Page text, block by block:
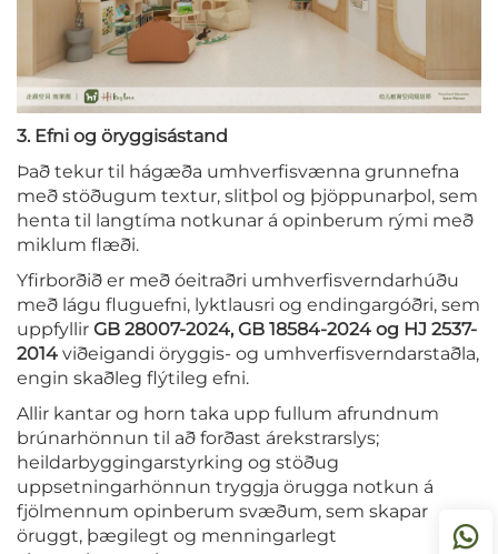
3. Efni og öryggisástand
Það tekur til hágæða umhverfisvænna grunnefna
með stöðugum textur, slitþol og þjöppunarþol, sem
henta til langtíma notkunar á opinberum rými með
miklum flæði.
Yfirborðið er með óeitraðri umhverfisverndarhúðu
með lágu fluguefni, lyktlausri og endingargóðri, sem
uppfyllir GB 28007-2024, GB 18584-2024 og HJ 2537-
2014 viðeigandi öryggis- og umhverfisverndarstaðla,
engin skaðleg flýtileg efni.
Allir kantar og horn taka upp fullum afrundnum
brúnarhönnun til að forðast árekstrarslys;
heildarbyggingarstyrking og stöðug
uppsetningarhönnun tryggja örugga notkun á
fjölmennum opinberum svæðum, sem skapar
öruggt, þægilegt og menningarlegt